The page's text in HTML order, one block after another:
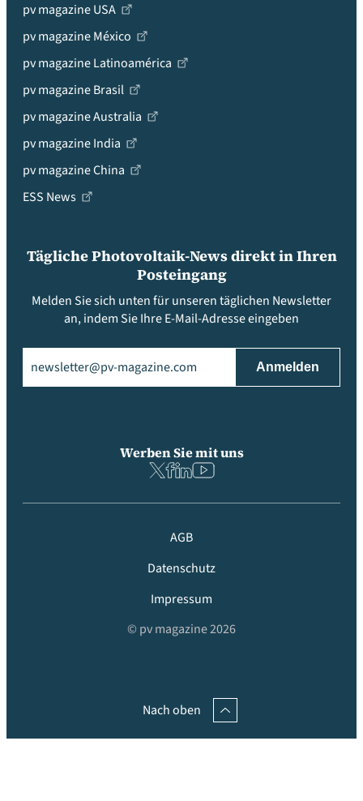
pv magazine USA
pv magazine México
pv magazine Latinoamérica
pv magazine Brasil
pv magazine Australia
pv magazine India
pv magazine China
ESS News
Tägliche Photovoltaik-News direkt in Ihren
Posteingang
Melden Sie sich unten für unseren täglichen Newsletter
an, indem Sie Ihre E-Mail-Adresse eingeben
Werben Sie mit uns
AGB
Datenschutz
Impressum
© pv magazine 2026
Nach oben